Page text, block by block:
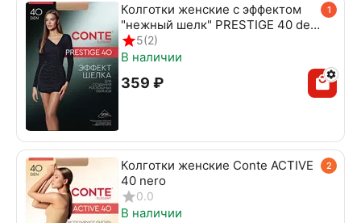
1
Колготки женские с эффектом
"нежный шелк" PRESTIGE 40 den
beige
5(2)
В наличии
‍359‍ ₽
2
Колготки женские Conte ACTIVE
40 nero
0.0
В наличии